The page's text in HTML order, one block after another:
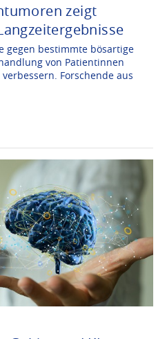
zeigt
gegen bestimmte bösartige
von Patientinnen
Forschende aus